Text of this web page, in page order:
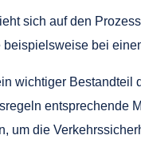
sich auf den
bei
wichtiger
entsprechende
um die